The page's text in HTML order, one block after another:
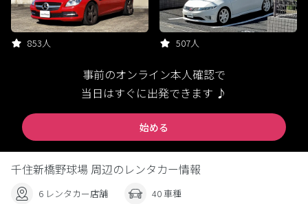
853人 507人
事前のオンライン本人確認で
当日はすぐに出発できます ♪
始める
千住新橋野球場 周辺のレンタカー情報
6 レンタカー店舗 40 車種